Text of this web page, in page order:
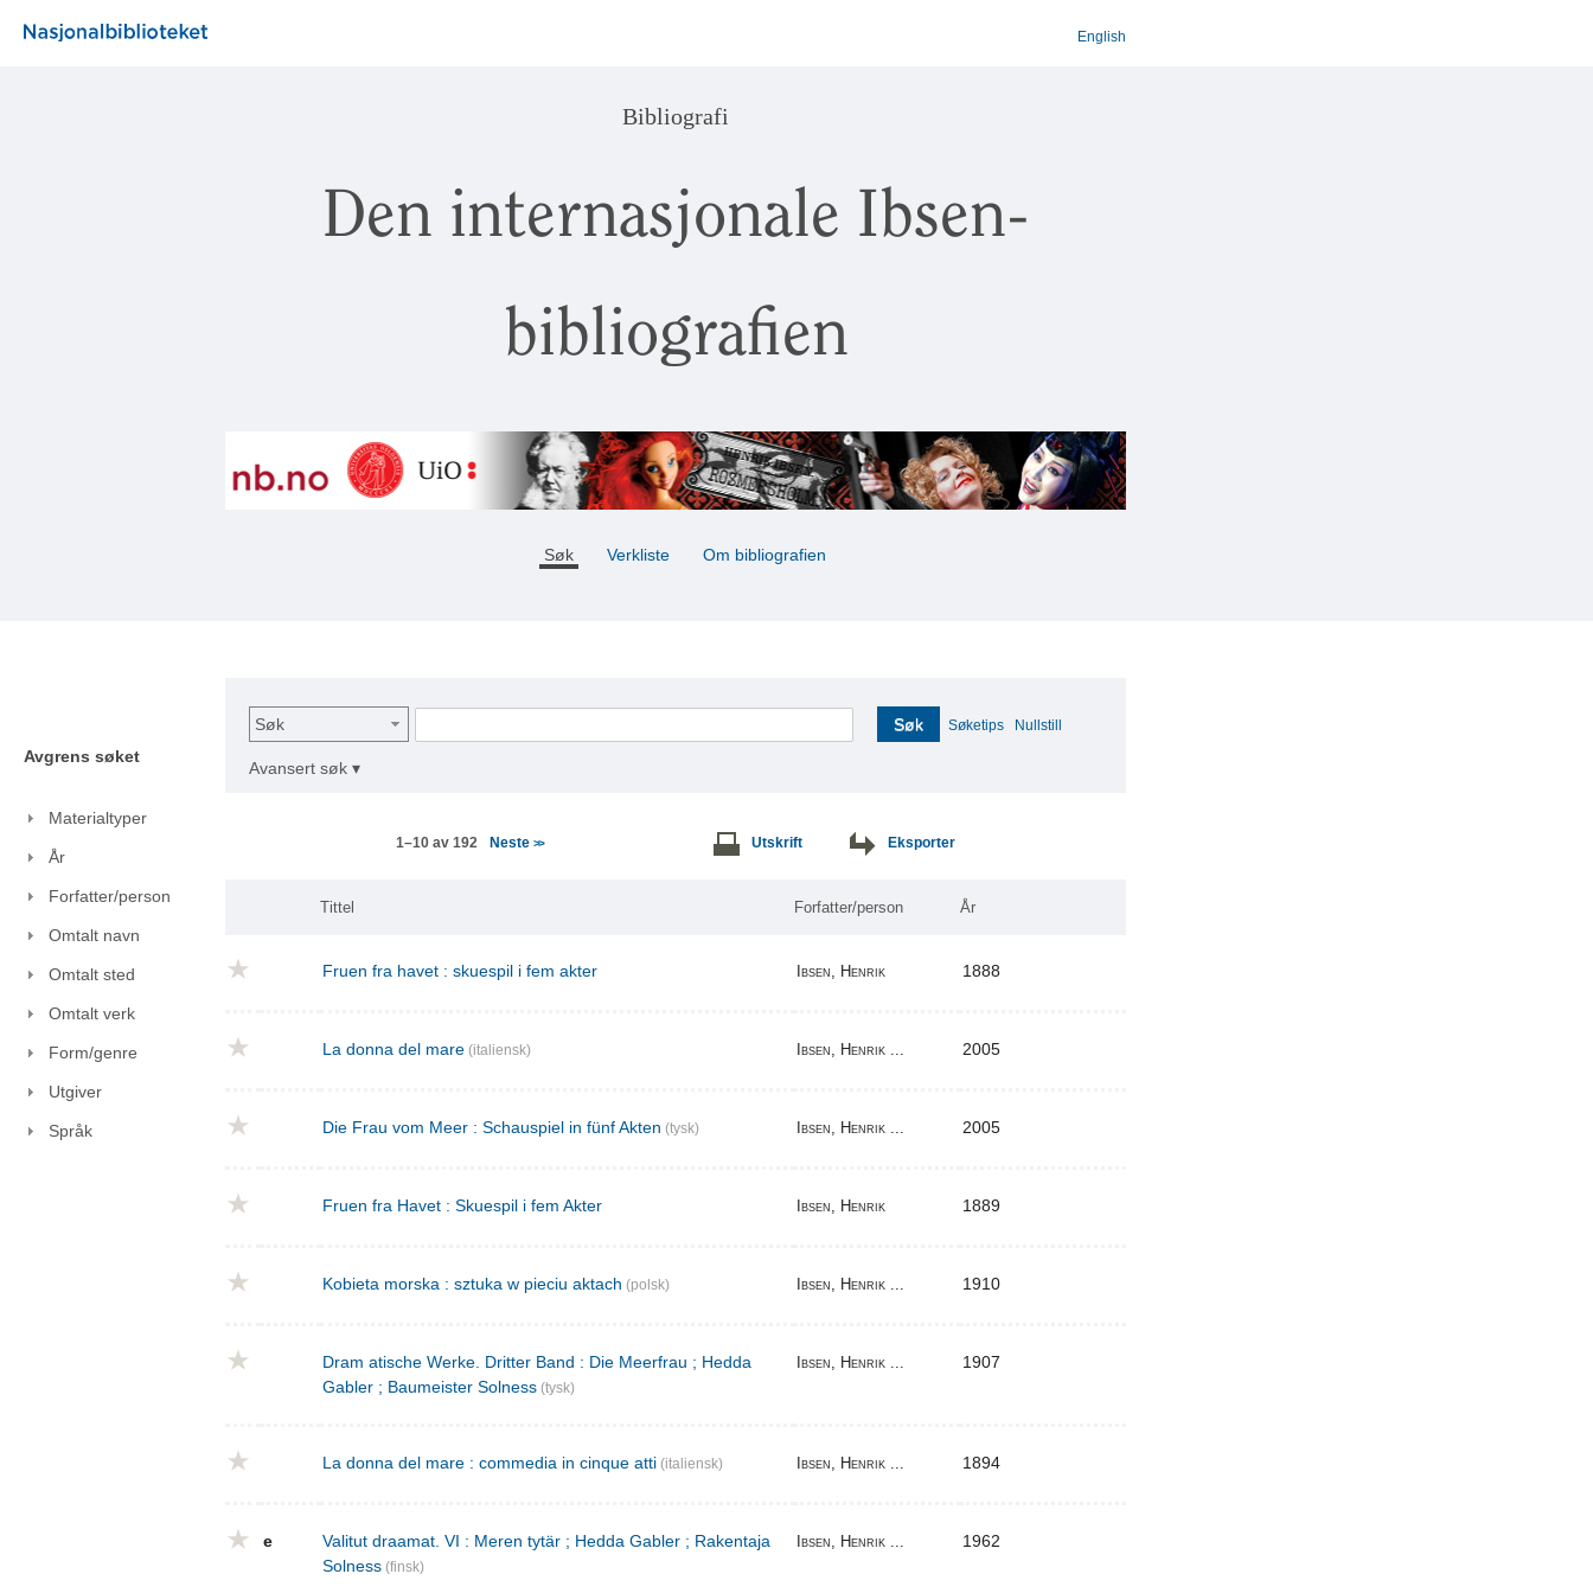
English
Bibliografi
Den internasjonale Ibsen-
bibliografien
Søk Verkliste Om bibliografien
Avgrens søket
Materialtyper
År
Forfatter/person
Omtalt navn
Omtalt sted
Omtalt verk
Form/genre
Utgiver
Språk
Søk Søk Søketips Nullstill
Avansert søk ▾
1–10 av 192 Neste >> Utskrift Eksporter
Tittel Forfatter/person År
Fruen fra havet : skuespil i fem akter Ibsen, Henrik 1888
La donna del mare (italiensk) Ibsen, Henrik ... 2005
Die Frau vom Meer : Schauspiel in fünf Akten (tysk) Ibsen, Henrik ... 2005
Fruen fra Havet : Skuespil i fem Akter Ibsen, Henrik 1889
Kobieta morska : sztuka w pieciu aktach (polsk) Ibsen, Henrik ... 1910
Dram atische Werke. Dritter Band : Die Meerfrau ; Hedda
Gabler ; Baumeister Solness (tysk)
Ibsen, Henrik ... 1907
La donna del mare : commedia in cinque atti (italiensk) Ibsen, Henrik ... 1894
e
Valitut draamat. VI : Meren tytär ; Hedda Gabler ; Rakentaja
Solness (finsk)
Ibsen, Henrik ... 1962